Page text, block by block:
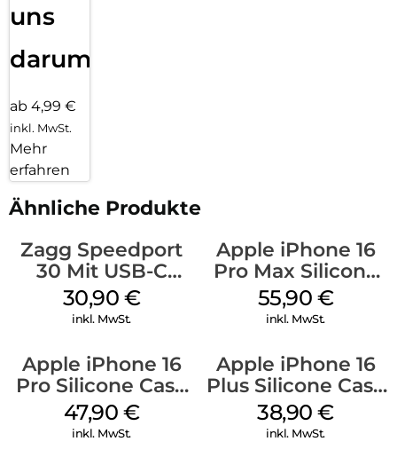
uns
darum!
ab 4,99 €
inkl. MwSt.
Mehr
erfahren
Ähnliche Produkte
Zagg Speedport
30 Mit USB-C
Kabel Weiß
30,90 €
inkl. MwSt.
Apple iPhone 16
Pro Max Silicone
Case MagSafe
Stone Gray
55,90 €
inkl. MwSt.
Apple iPhone 16
Pro Silicone Case
MagSafe Denim
47,90 €
inkl. MwSt.
Apple iPhone 16
Plus Silicone Case
MagSafe Denim
38,90€
inkl. MwSt.